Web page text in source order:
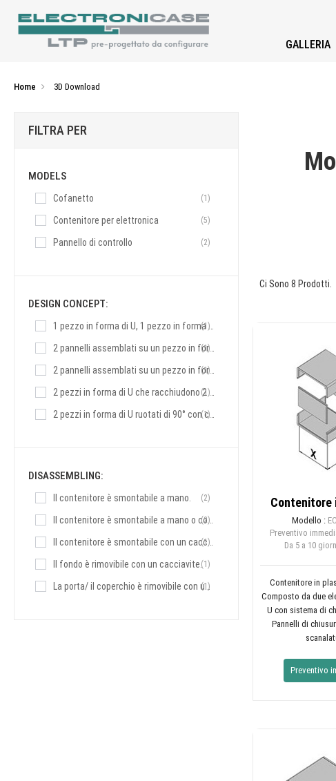
GALLERIA
Home 3D Download
FILTRA PER
MODELS
Cofanetto (1)
Contenitore per elettronica (5)
Pannello di controllo (2)
DESIGN CONCEPT:
1 pezzo in forma di U, 1 pezzo in forma di L e un pannello frontale con chiusura a scatto.
(1)
2 pannelli assemblati su un pezzo in forma di U con porta/coperchio avvitato.
(1)
2 pannelli assemblati su un pezzo in forma di U e fondo con chiusura a scatto.
(1)
2 pezzi in forma di U che racchiudono 2 pannelli fissati in 2 scanalature
(1)
2 pezzi in forma di U ruotati di 90° con chiusura a scatto, fissati con viti.
(1)
DISASSEMBLING:
Il contenitore è smontabile a mano. (2)
Il contenitore è smontabile a mano o con un cacciavite.
(2)
Il contenitore è smontabile con un cacciavite.
(1)
Il fondo è rimovibile con un cacciavite.(1)
La porta/ il coperchio è rimovibile con un cacciavite.
(1)
Ci Sono 8 Prodotti.
Contenitore
Modello :
Preventivo
Da 5 a 10
Contenitore in
Composto da due
U con sistema di
Pannelli di
Preventivo